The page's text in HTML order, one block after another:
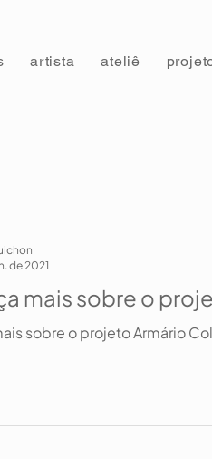
artista ateliê
mais sobre o
sobre o projeto Armário
de 2021